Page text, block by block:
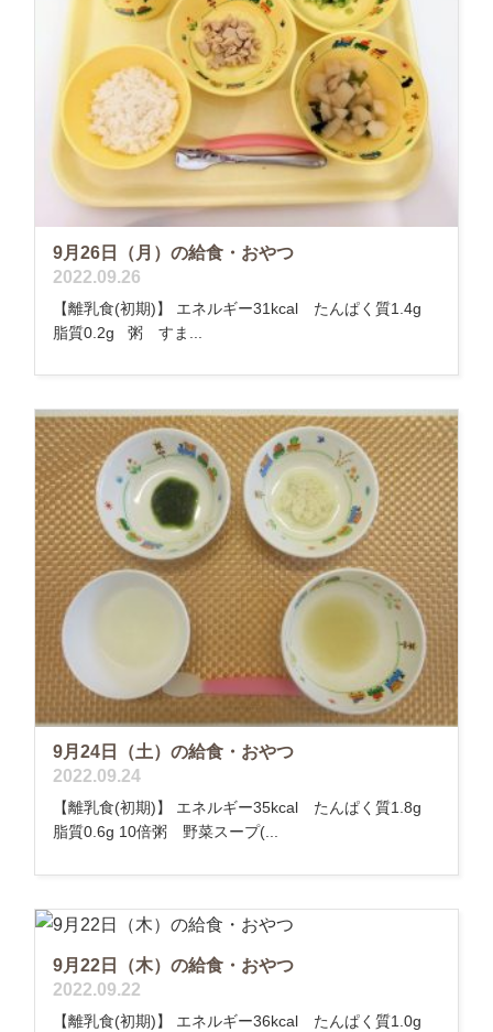
9月26日（月）の給食・おやつ
2022.09.26
【離乳食(初期)】 エネルギー31kcal たんぱく質1.4g
脂質0.2g 粥 すま...
9月24日（土）の給食・おやつ
2022.09.24
【離乳食(初期)】 エネルギー35kcal たんぱく質1.8g
脂質0.6g 10倍粥 野菜スープ(...
9月22日（木）の給食・おやつ
2022.09.22
【離乳食(初期)】 エネルギー36kcal たんぱく質1.0g